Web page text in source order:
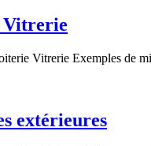
Vitrerie Exemples de
extérieures